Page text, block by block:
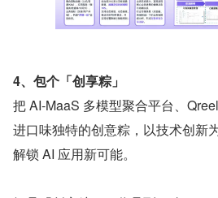
4、包个「创享粽」
把 AI-MaaS 多模型聚合平台、
进口味独特的创意粽，以技术创新
解锁 AI 应用新可能。